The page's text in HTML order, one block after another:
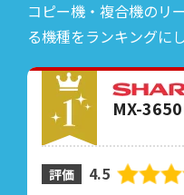
コピー機・複合機のリ
る機種をランキングに
MX-
評価 4.5